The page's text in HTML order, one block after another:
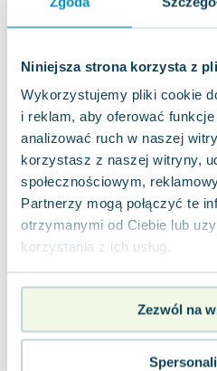
Niniejsza strona korzysta z
Wykorzystujemy pliki cookie
i reklam, aby oferować
analizować ruch w naszej
korzystasz z naszej witryny,
społecznościowym,
Partnerzy mogą połączyć te
otrzymanymi od Ciebie lub
korzystania z ich usług.
Zezwól na
Lorraine Warren
Ajahn Brahm
Jacek Walkiewicz